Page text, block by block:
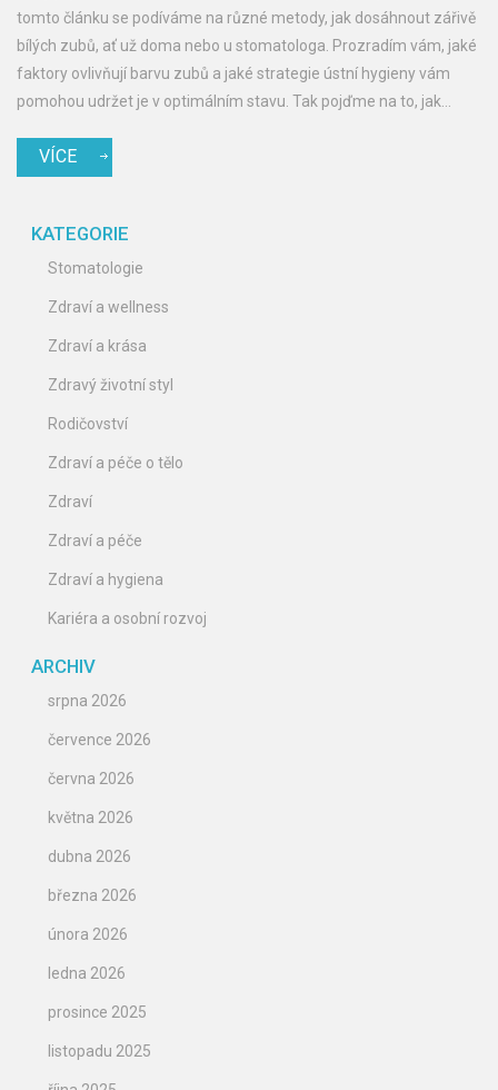
tomto článku se podíváme na různé metody, jak dosáhnout zářivě
bílých zubů, ať už doma nebo u stomatologa. Prozradím vám, jaké
faktory ovlivňují barvu zubů a jaké strategie ústní hygieny vám
pomohou udržet je v optimálním stavu. Tak pojďme na to, jak
VÍCE
KATEGORIE
Stomatologie
Zdraví a wellness
Zdraví a krása
Zdravý životní styl
Rodičovství
Zdraví a péče o tělo
Zdraví
Zdraví a péče
Zdraví a hygiena
Kariéra a osobní rozvoj
ARCHIV
srpna 2026
července 2026
června 2026
května 2026
dubna 2026
března 2026
února 2026
ledna 2026
prosince 2025
listopadu 2025